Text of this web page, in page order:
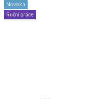
Novinka
Ruční práce